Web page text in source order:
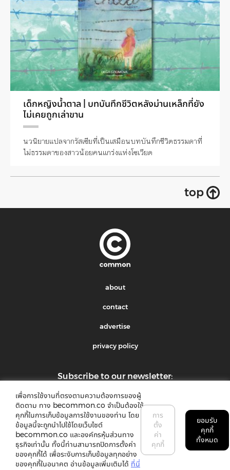
เด็กหญิงน้ำตาล | บทบันทึกชีวิตหลังม่านเหล็กที่ยัง
ไม่เคยถูกเล่าขาน
นวนิยายแปลจากรัสเซียที่เป็นเสมือนบทบันทึกชีวิตธรรมดาที่
ไม่ธรรมดาของสาวน้อยคนแกร่งแห่งโซเวียต
top
about
contact
advertise
privacy policy
Subscribe to our newsletter:
submit
©2018 common. All rights reserved
เพื่อการใช้งานที่ตรงตามความต้องการของผู้
ติดตาม ทาง becommon.co จำเป็นต้องใช้
คุกกี้ในการเก็บข้อมูลการใช้งานของท่าน โดย
ข้อมูลนี้จะถูกนำไปใช้โดยเว็บไซต์
becommon.co และองค์กรหุ้นส่วนทาง
ธุรกิจเท่านั้น ทั้งนี้ท่านสามารถปิดการตั้งค่า
ของคุกกี้ได้ เพื่อระงับการเก็บข้อมูลทุกอย่าง
ของคุกกี้ในอนาคต อ่านข้อมูลเพิ่มเติมได้ ที่นี่
การ
ตั้ง
ค่า
คุกกี้
ยอมรับ
คุกกี้
ทั้งหมด